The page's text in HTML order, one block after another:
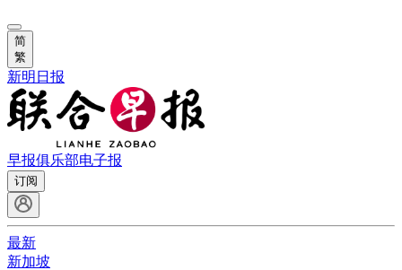
简
繁
新明日报
早报俱乐部电子报
订阅
最新
新加坡